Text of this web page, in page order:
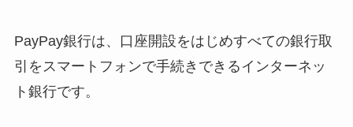
PayPay銀行は、口座開設をはじめすべての銀行取
引をスマートフォンで手続きできるインターネッ
ト銀行です。